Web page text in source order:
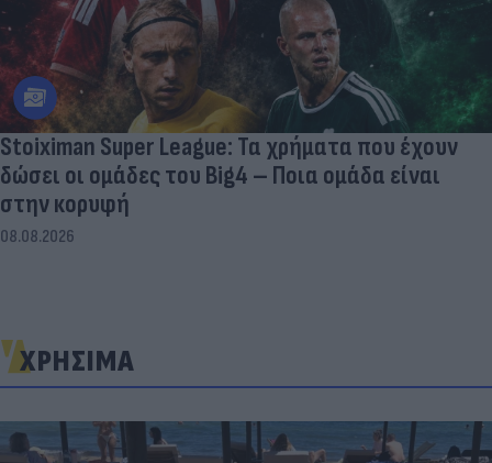
Stoiximan Super League: Τα χρήματα που έχουν
δώσει οι ομάδες του Big4 – Ποια ομάδα είναι
στην κορυφή
08.08.2026
ΧΡΗΣΙΜΑ